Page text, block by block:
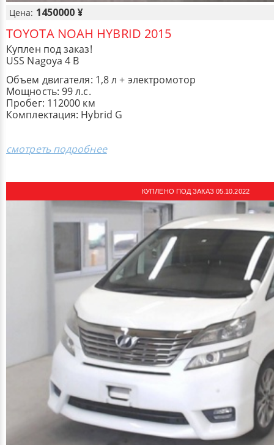
Цена: 1450000 ¥
TOYOTA NOAH HYBRID 2015
Куплен под заказ!
USS Nagoya 4 B
Объем двигателя: 1,8 л + электромотор
Мощность: 99 л.с.
Пробег: 112000 км
Комплектация: ​Hybrid G
смотреть подробнее
КУПЛЕНО ПОД ЗАКАЗ 05.10.2022